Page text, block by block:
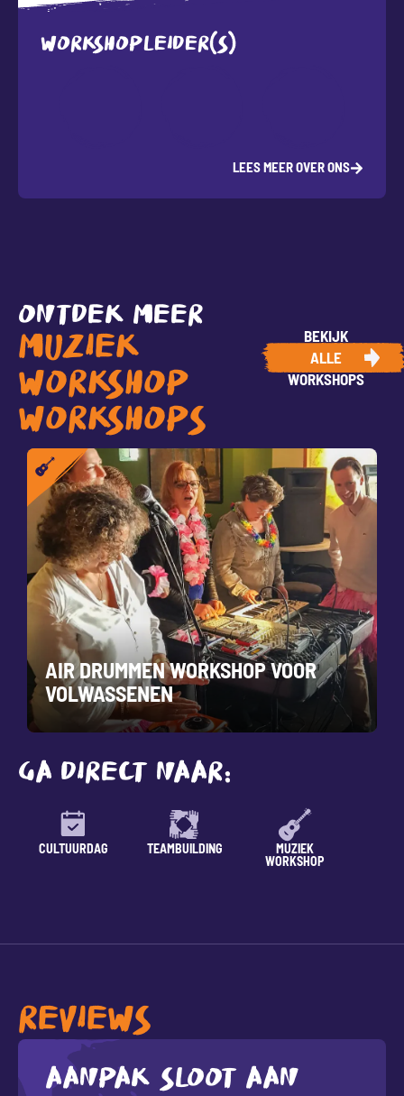
WORKSHOPLEIDER(S)
LEES MEER OVER ONS
ONTDEK MEER
MUZIEK
WORKSHOP
WORKSHOPS
BEKIJK
ALLE
WORKSHOPS
AIR DRUMMEN WORKSHOP VOOR
VOLWASSENEN
GA DIRECT NAAR:
CULTUURDAG TEAMBUILDING
MUZIEK
WORKSHOP
REVIEWS
Aanpak sloot aan